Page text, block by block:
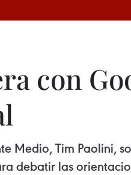
con
Medio, Tim Paolini,
debatir las